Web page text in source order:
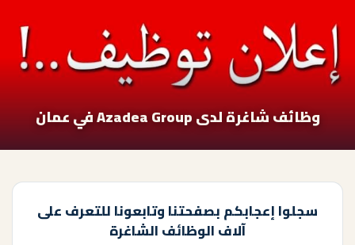
وظائف شاغرة لدى Azadea Group في عمان
سجلوا إعجابكم بصفحتنا وتابعونا للتعرف على
آلاف الوظائف الشاغرة